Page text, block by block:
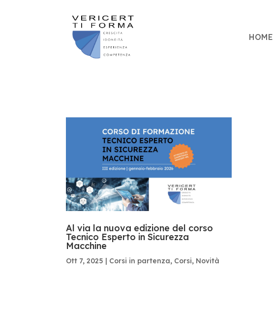
HOME
Al via la nuova edizione del corso
Tecnico Esperto in Sicurezza
Macchine
Ott 7, 2025 Corsi in partenza, Corsi, Novità